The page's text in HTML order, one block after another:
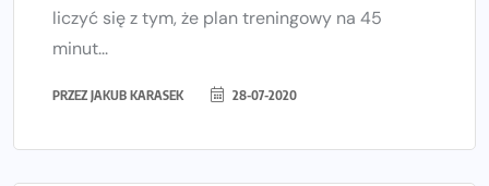
liczyć się z tym, że plan treningowy na 45
minut...
PRZEZ JAKUB KARASEK 28-07-2020